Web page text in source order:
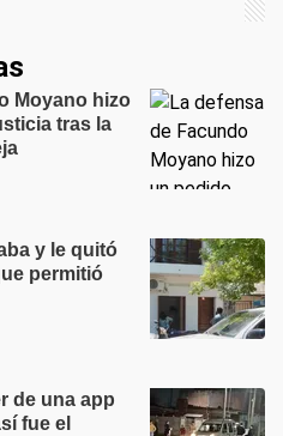
Moyano hizo
tras la
y le quitó
permitió
de una app
fue el